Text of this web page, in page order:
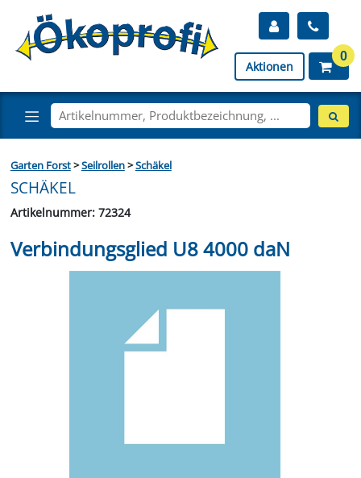
Aktionen
0
Garten Forst>Seilrollen>Schäkel
SCHÄKEL
Artikelnummer: 72324
Verbindungsglied U8 4000 daN